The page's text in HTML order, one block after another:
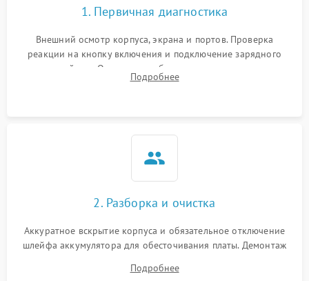
1. Первичная диагностика
Внешний осмотр корпуса, экрана и портов. Проверка
реакции на кнопку включения и подключение зарядного
устройства. Оценка потребления тока с помощью
лабораторного блока питания для локализации проблемы.
Подробнее
2. Разборка и очистка
Аккуратное вскрытие корпуса и обязательное отключение
шлейфа аккумулятора для обесточивания платы. Демонтаж
высохшей термопасты с кристаллов чипов.
Подробнее